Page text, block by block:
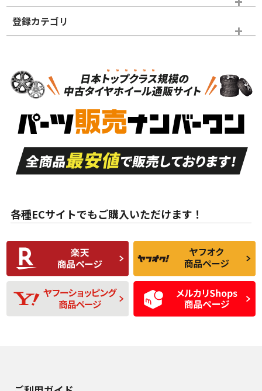
ホイールランク
S
品）
S
新車外し品（新古
付き
A
走行距離も少なく、
目立つ傷もほとんど
ない中古品
A
走行距離も少なく、
非常に状態の良い中
古品
な中古品
んどない中古品
C
比較的きれいな中古
品
C
られるが、使用に問
題のない中古品
D
使用感や目立つ傷が
あり、一般的な中古
品
D
残り溝も少なく、偏
磨耗がみられ、短期
間使用できるくらい
の中古品
登録カテゴリ
スタッドレスタイヤホイールセット
各種ECサイトでもご購入いただけます！